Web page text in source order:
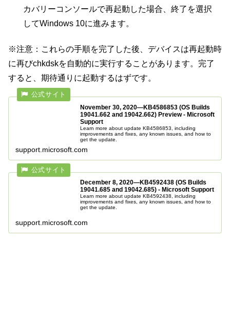
カバリーコンソールで再起動した場合、終了を選択
してWindows 10に進みます。
※注意：これらの手順を完了した後、デバイスは再起動時
に再びchkdskを自動的に実行することがあります。完了
すると、期待通りに起動するはずです。
November 30, 2020—KB4586853 (OS Builds
19041.662 and 19042.662) Preview - Microsoft
Support
Learn more about update KB4586853, including
improvements and fixes, any known issues, and how to
get the update.
support.microsoft.com
December 8, 2020—KB4592438 (OS Builds
19041.685 and 19042.685) - Microsoft Support
Learn more about update KB4592438, including
improvements and fixes, any known issues, and how to
get the update.
support.microsoft.com